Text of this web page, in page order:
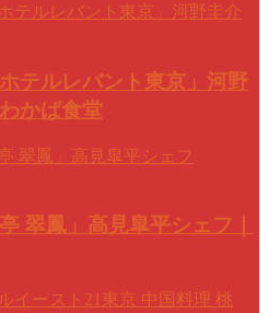
テルレバント東京」河野
かば食堂
翠鳳」高見皐平シェフ｜